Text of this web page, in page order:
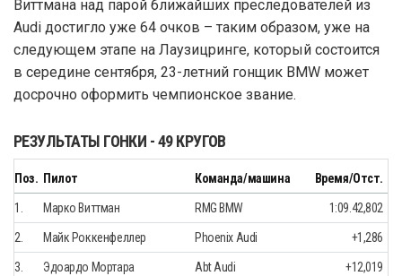
Виттмана над парой ближайших преследователей из
Audi достигло уже 64 очков – таким образом, уже на
следующем этапе на Лаузицринге, который состоится
в середине сентября, 23-летний гонщик BMW может
досрочно оформить чемпионское звание.
РЕЗУЛЬТАТЫ ГОНКИ - 49 КРУГОВ
Поз. Пилот Команда/машина Время/Отст.
1. Марко Виттман RMG BMW 1:09.42,802
2. Майк Роккенфеллер Phoenix Audi +1,286
3. Эдоардо Мортара Abt Audi +12,019